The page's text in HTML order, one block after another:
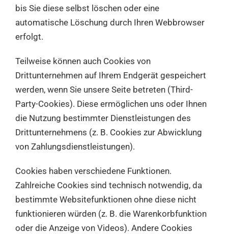
bis Sie diese selbst löschen oder eine
automatische Löschung durch Ihren Webbrowser
erfolgt.
Teilweise können auch Cookies von
Drittunternehmen auf Ihrem Endgerät gespeichert
werden, wenn Sie unsere Seite betreten (Third-
Party-Cookies). Diese ermöglichen uns oder Ihnen
die Nutzung bestimmter Dienstleistungen des
Drittunternehmens (z. B. Cookies zur Abwicklung
von Zahlungsdienstleistungen).
Cookies haben verschiedene Funktionen.
Zahlreiche Cookies sind technisch notwendig, da
bestimmte Websitefunktionen ohne diese nicht
funktionieren würden (z. B. die Warenkorbfunktion
oder die Anzeige von Videos). Andere Cookies